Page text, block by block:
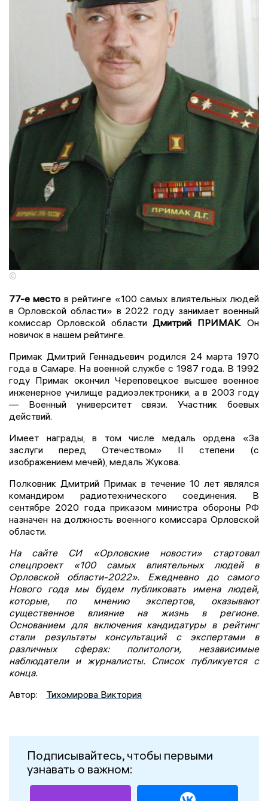
©
77-е место в рейтинге «100 самых влиятельных людей
в Орловской области» в 2022 году занимает военный
комиссар Орловской областиДмитрий ПРИМАК. Он
новичок в нашем рейтинге.
Примак Дмитрий Геннадьевич родился 24 марта 1970
года в Самаре. На военной службе с 1987 года. В 1992
году Примак окончил Череповецкое высшее военное
инженерное училище радиоэлектроники, а в 2003 году
— Военный университет связи. Участник боевых
действий.
Имеет награды, в том числе медаль ордена «За
заслуги перед Отечеством» II степени (с
изображением мечей), медаль Жукова.
Полковник Дмитрий Примак в течение 10 лет являлся
командиром радиотехнического соединения. В
сентябре 2020 года приказом министра обороны РФ
назначен на должность военного комиссара Орловской
области.
На сайте СИ «Орловские новости» стартовал
спецпроект «100 самых влиятельных людей в
Орловской области-2022». Ежедневно до самого
Нового года мы будем публиковать имена людей,
которые, по мнению экспертов, оказывают
существенное влияние на жизнь в регионе.
Основанием для включения кандидатуры в рейтинг
стали результаты консультаций с экспертами в
различных сферах: политологи, независимые
наблюдатели и журналисты. Список публикуется с
конца.
Автор:
Тихомирова Виктория
Подписывайтесь, чтобы первыми
узнавать о важном: